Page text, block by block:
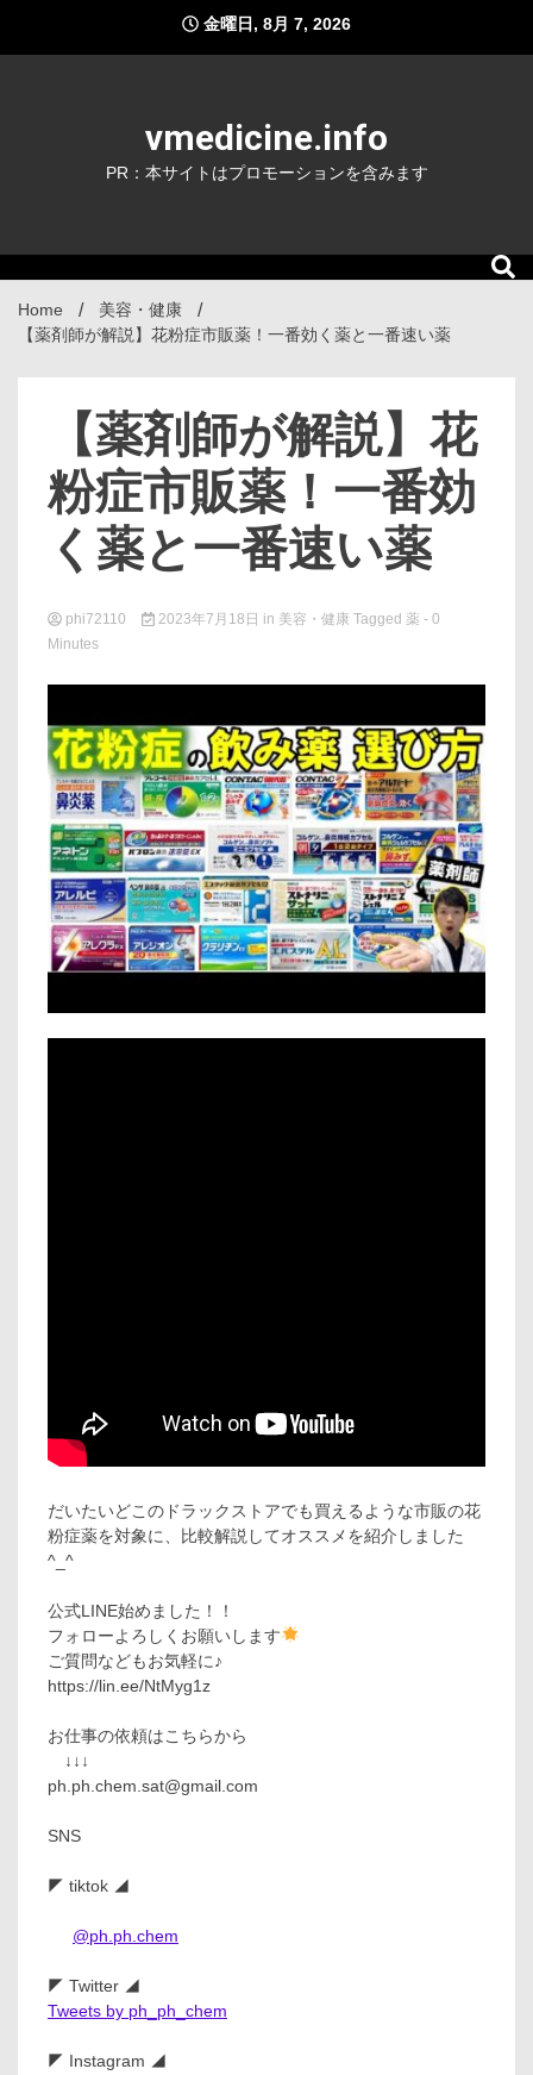
content
金曜日, 8月 7, 2026
vmedicine.info
PR：本サイトはプロモーションを含みます
Home
美容・健康
【薬剤師が解説】花粉症市販薬！一番効く薬と一番速い薬
【薬剤師が解説】花
粉症市販薬！一番効
く薬と一番速い薬
phi72110 2023年7月18日 in 美容・健康 Tagged 薬 - 0
Minutes
だいたいどこのドラックストアでも買えるような市販の花
粉症薬を対象に、比較解説してオススメを紹介しました
^_^
公式LINE始めました！！
フォローよろしくお願いします
ご質問などもお気軽に♪
https://lin.ee/NtMyg1z
お仕事の依頼はこちらから
↓↓↓
ph.ph.chem.sat@gmail.com
SNS
◤ tiktok ◢
@ph.ph.chem
◤ Twitter ◢
Tweets by ph_ph_chem
◤ Instagram ◢